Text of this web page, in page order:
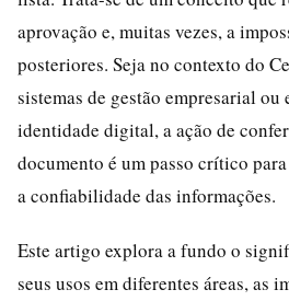
aprovação e, muitas vezes, a
posteriores. Seja no contexto do
sistemas de gestão empresarial ou
identidade digital, a ação de
documento é um passo crítico
a confiabilidade das informações.
Este artigo explora a fundo o
seus usos em diferentes áreas, as